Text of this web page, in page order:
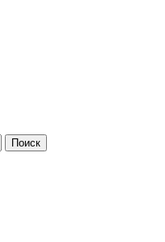
Поиск